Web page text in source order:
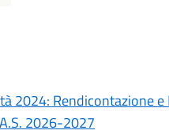
2024: Rendicontazione e
2026-2027